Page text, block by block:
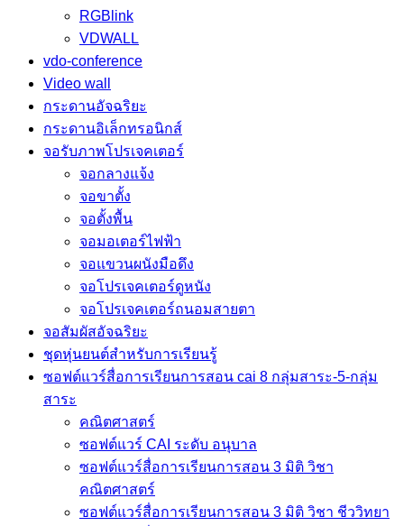
RGBlink
VDWALL
vdo-conference
Video wall
กระดานอัจฉริยะ
กระดานอิเล็กทรอนิกส์
จอรับภาพโปรเจคเตอร์
จอกลางแจ้ง
จอขาตั้ง
จอตั้งพื้น
จอมอเตอร์ไฟฟ้า
จอแขวนผนังมือดึง
จอโปรเจคเตอร์ดูหนัง
จอโปรเจคเตอร์ถนอมสายตา
จอสัมผัสอัจฉริยะ
ชุดหุ่นยนต์สำหรับการเรียนรู้
ซอฟต์แวร์สื่อการเรียนการสอน cai 8 กลุ่มสาระ-5-กลุ่ม
สาระ
คณิตศาสตร์
ซอฟต์แวร์ CAI ระดับ อนุบาล
ซอฟต์แวร์สื่อการเรียนการสอน 3 มิติ วิชา
คณิตศาสตร์
ซอฟต์แวร์สื่อการเรียนการสอน 3 มิติ วิชา ชีววิทยา